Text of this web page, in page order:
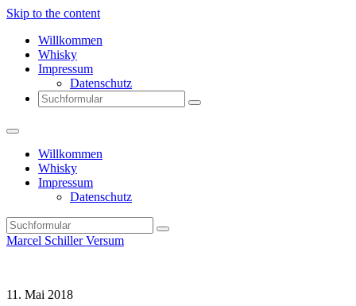
Skip to the content
Willkommen
Whisky
Impressum
Datenschutz
Willkommen
Whisky
Impressum
Datenschutz
Marcel Schiller Versum
11. Mai 2018